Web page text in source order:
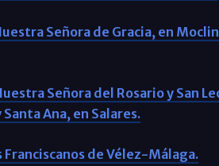
Señora de Gracia, en
Señora del Rosario y San
Ana, en Salares.
Franciscanos de Vélez-Málaga.